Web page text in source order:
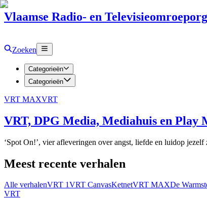
Vlaamse Radio- en
Zoeken
Categorieën
Categorieën
VRT MAXVRT
VRT, DPG Media, Mediahuis en Play
‘Spot On!’, vier afleveringen over angst, liefde en luidop jezelf
Meest recente verhalen
Alle verhalenVRT 1VRT CanvasKetnetVRT MAXDe
VRT